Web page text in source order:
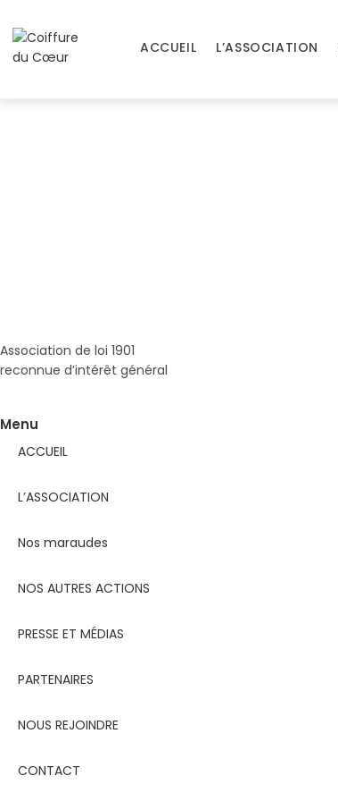
ACCUEIL L’ASSOCIATION
Association de loi 1901
reconnue d’intérêt général
Menu
ACCUEIL
L’ASSOCIATION
Nos maraudes
NOS AUTRES ACTIONS
PRESSE ET MÉDIAS
PARTENAIRES
NOUS REJOINDRE
CONTACT